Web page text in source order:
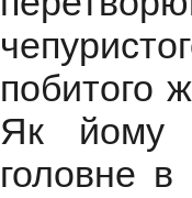
побитого
Як йому
головне в